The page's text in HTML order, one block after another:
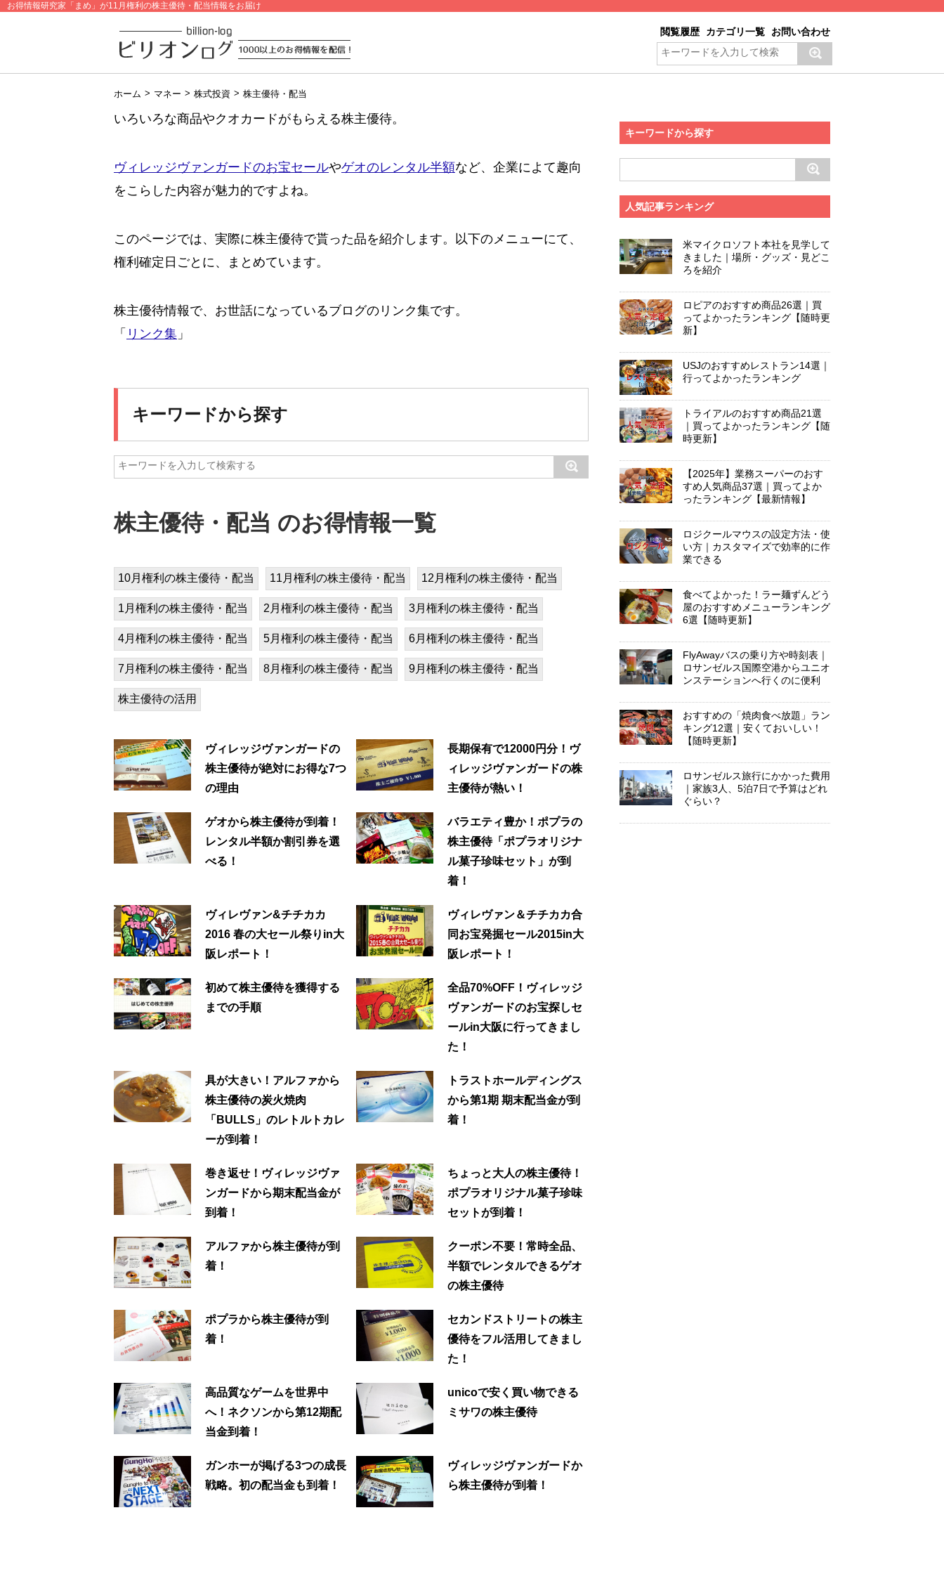
お得情報研究家「まめ」が11月権利の株主優待・配当情報をお届け
閲覧履歴 カテゴリ一覧 お問い合わせ
ホーム > マネー > 株式投資 > 株主優待・配当
いろいろな商品やクオカードがもらえる株主優待。
ヴィレッジヴァンガードのお宝セールやゲオのレンタル半額など、企業によて趣向
をこらした内容が魅力的ですよね。
このページでは、実際に株主優待で貰った品を紹介します。以下のメニューにて、
権利確定日ごとに、まとめています。
株主優待情報で、お世話になっているブログのリンク集です。
「 リンク集 」
キーワードから探す
株主優待・配当 のお得情報一覧
10月権利の株主優待・配当 11月権利の株主優待・配当 12月権利の株主優待・配当
1月権利の株主優待・配当 2月権利の株主優待・配当 3月権利の株主優待・配当
4月権利の株主優待・配当 5月権利の株主優待・配当 6月権利の株主優待・配当
7月権利の株主優待・配当 8月権利の株主優待・配当 9月権利の株主優待・配当
株主優待の活用
ヴィレッジヴァンガードの
株主優待が絶対にお得な7つ
の理由
長期保有で12000円分！ヴ
ィレッジヴァンガードの株
主優待が熱い！
ゲオから株主優待が到着！
レンタル半額か割引券を選
べる！
バラエティ豊か！ポプラの
株主優待「ポプラオリジナ
ル菓子珍味セット」が到
着！
ヴィレヴァン&チチカカ
2016 春の大セール祭りin大
阪レポート！
ヴィレヴァン＆チチカカ合
同お宝発掘セール2015in大
阪レポート！
初めて株主優待を獲得する
までの手順
全品70%OFF！ヴィレッジ
ヴァンガードのお宝探しセ
ールin大阪に行ってきまし
た！
具が大きい！アルファから
株主優待の炭火焼肉
「BULLS」のレトルトカレ
ーが到着！
トラストホールディングス
から第1期 期末配当金が到
着！
巻き返せ！ヴィレッジヴァ
ンガードから期末配当金が
到着！
ちょっと大人の株主優待！
ポプラオリジナル菓子珍味
セットが到着！
アルファから株主優待が到
着！
クーポン不要！常時全品、
半額でレンタルできるゲオ
の株主優待
ポプラから株主優待が到
着！
セカンドストリートの株主
優待をフル活用してきまし
た！
高品質なゲームを世界中
へ！ネクソンから第12期配
当金到着！
unicoで安く買い物できる
ミサワの株主優待
ガンホーが掲げる3つの成長
戦略。初の配当金も到着！
ヴィレッジヴァンガードか
ら株主優待が到着！
キーワードから探す
人気記事ランキング
米マイクロソフト本社を見学して
きました｜場所・グッズ・見どこ
ろを紹介
ロピアのおすすめ商品26選｜買
ってよかったランキング【随時更
新】
USJのおすすめレストラン14選｜
行ってよかったランキング
トライアルのおすすめ商品21選
｜買ってよかったランキング【随
時更新】
【2025年】業務スーパーのおす
すめ人気商品37選｜買ってよか
ったランキング【最新情報】
ロジクールマウスの設定方法・使
い方｜カスタマイズで効率的に作
業できる
食べてよかった！ラー麺ずんどう
屋のおすすめメニューランキング
6選【随時更新】
FlyAwayバスの乗り方や時刻表｜
ロサンゼルス国際空港からユニオ
ンステーションへ行くのに便利
おすすめの「焼肉食べ放題」ラン
キング12選｜安くておいしい！
【随時更新】
ロサンゼルス旅行にかかった費用
｜家族3人、5泊7日で予算はどれ
ぐらい？